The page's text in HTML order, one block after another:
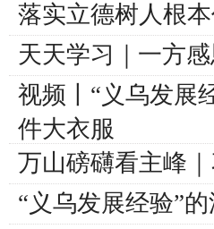
落实立德树人根
天天学习｜一方
视频丨“义乌发展
件大衣服
万山磅礴看主峰
“义乌发展经验”